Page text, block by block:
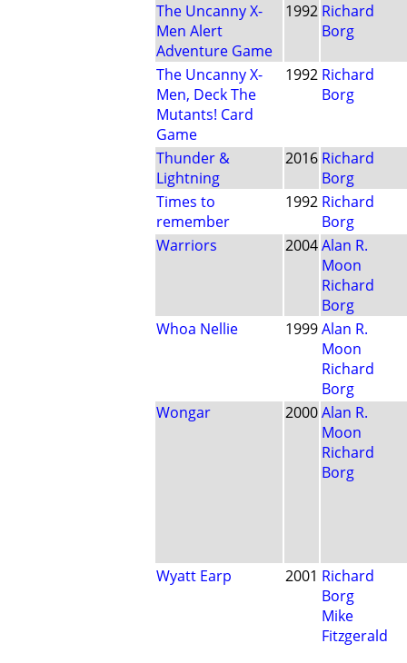
The Uncanny X-
Men Alert
Adventure Game
1992 Richard
Borg
The Uncanny X-
Men, Deck The
Mutants! Card
Game
1992 Richard
Borg
Thunder &
Lightning
2016 Richard
Borg
Times to
remember
1992 Richard
Borg
Warriors
2004Alan R.
Moon
Richard
Borg
Whoa Nellie
1999Alan R.
Moon
Richard
Borg
Wongar
2000Alan R.
Moon
Richard
Borg
Wyatt Earp 2001 Richard
Borg
Mike
Fitzgerald